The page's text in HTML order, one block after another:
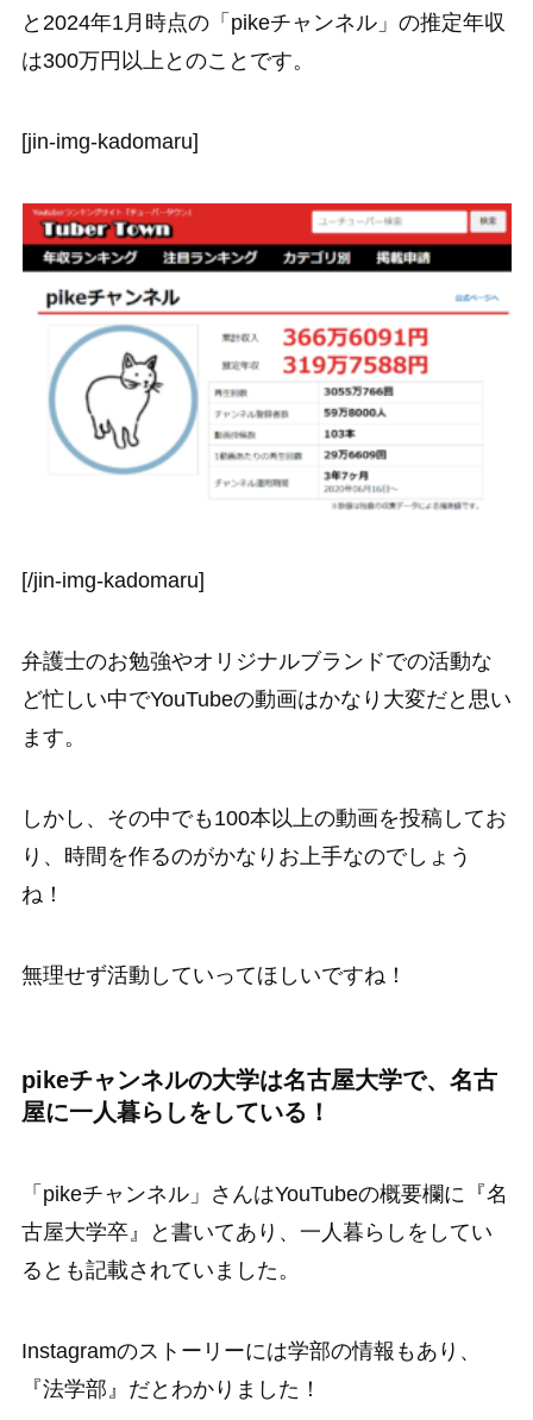
と2024年1月時点の「pikeチャンネル」の推定年収
は300万円以上とのことです。
[jin-img-kadomaru]
[/jin-img-kadomaru]
弁護士のお勉強やオリジナルブランドでの活動な
ど忙しい中でYouTubeの動画はかなり大変だと思い
ます。
しかし、その中でも100本以上の動画を投稿してお
り、時間を作るのがかなりお上手なのでしょう
ね！
無理せず活動していってほしいですね！
pikeチャンネルの大学は名古屋大学で、名古
屋に一人暮らしをしている！
「pikeチャンネル」さんはYouTubeの概要欄に『名
古屋大学卒』と書いてあり、一人暮らしをしてい
るとも記載されていました。
Instagramのストーリーには学部の情報もあり、
『法学部』だとわかりました！